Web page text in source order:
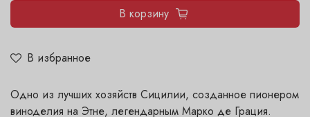
В избранное
В корзину
Одно из лучших хозяйств Сицилии, созданное пионером
виноделия на Этне, легендарным Марко де Грация.